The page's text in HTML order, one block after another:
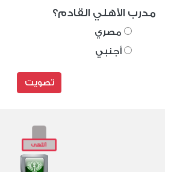
مدرب الأهلي القادم؟
مصري
أجنبي
تصويت